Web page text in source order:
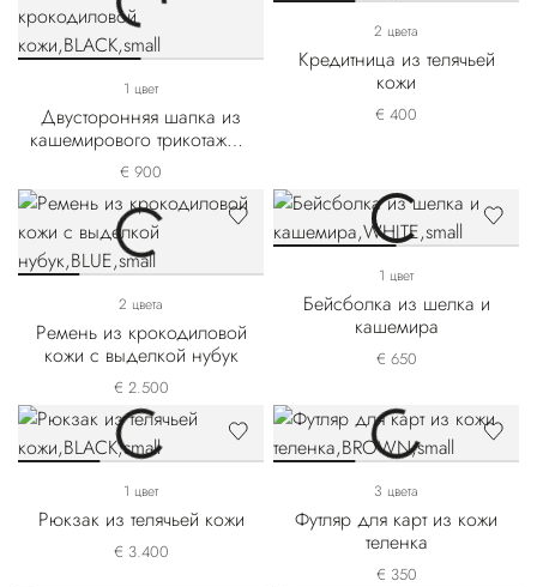
1 цвет
Двусторонняя шапка из
кашемирового трикотажа и
крокодиловой кожи
€ 900
2 цвета
Кредитница из телячьей
кожи
€ 400
2 цвета
Ремень из крокодиловой
кожи с выделкой нубук
€ 2.500
1 цвет
Бейсболка из шелка и
кашемира
€ 650
1 цвет
Рюкзак из телячьей кожи
€ 3.400
3 цвета
Футляр для карт из кожи
теленка
€ 350